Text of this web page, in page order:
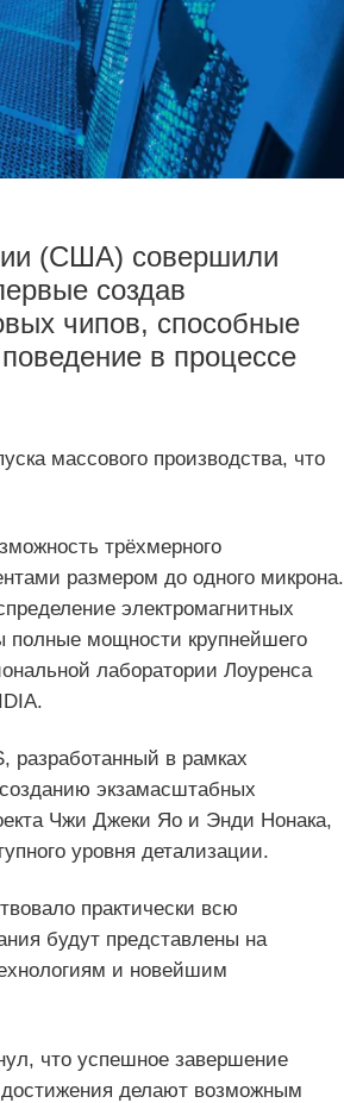
(США) совершили
создав
чипов, способные
в процессе
массового производства, что
трёхмерного
размером до одного микрона.
электромагнитных
полные мощности крупнейшего
лаборатории Лоуренса
разработанный в рамках
экзамасштабных
Чжи Джеки Яо и Энди Нонака,
уровня детализации.
практически всю
будут представлены на
и новейшим
что успешное завершение
достижения делают возможным